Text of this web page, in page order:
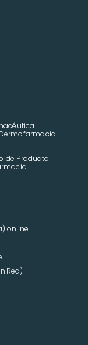
de Producto
online
Red)